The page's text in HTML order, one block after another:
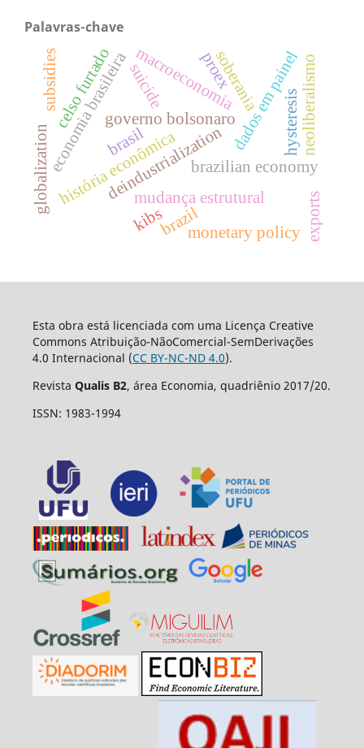
Palavras-chave
governo bolsonaro
história econômica
economia brasileiradeindustrialization
globalization brazilian economy
dados em painelneoliberalismo
soberania
brasil
macroeconomia
celso furtado
mudança estrutural
brazil
suicide
monetary policy
hysteresis
exports
proex
subsidies
kibs
Esta obra está licenciada com uma Licença Creative
Commons Atribuição-NãoComercial-SemDerivações
4.0 Internacional (CC BY-NC-ND 4.0).
Revista Qualis B2, área Economia, quadriênio 2017/20.
ISSN: 1983-1994